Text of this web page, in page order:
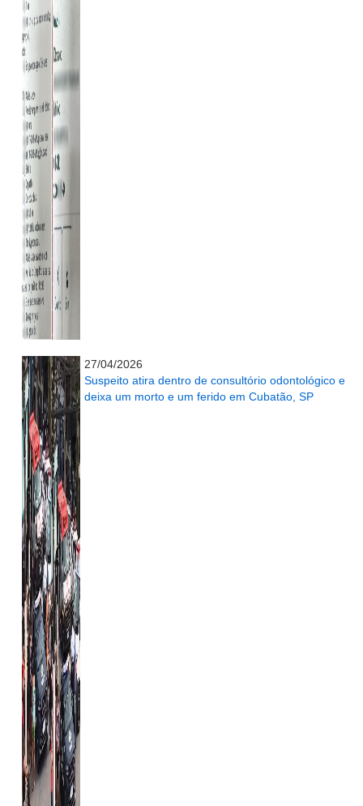
27/04/2026
Suspeito atira dentro de consultório odontológico e
deixa um morto e um ferido em Cubatão, SP